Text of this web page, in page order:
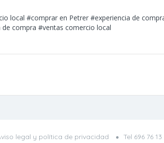
local #comprar en Petrer #experiencia de
de compra #ventas comercio local
legal y política de privacidad Tel 696 76